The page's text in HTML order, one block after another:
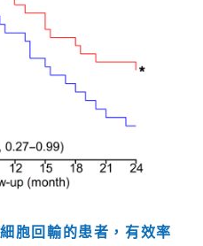
細胞回輸的患者，有效率